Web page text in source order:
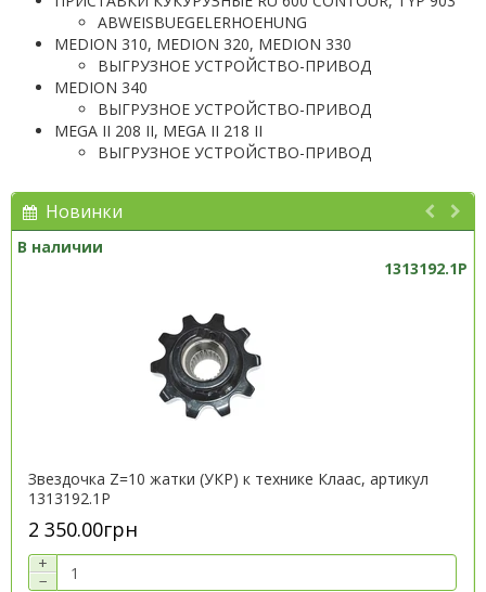
ABWEISBUEGELERHOEHUNG
MEDION 310, MEDION 320, MEDION 330
ВЫГРУЗНОЕ УСТРОЙСТВО-ПРИВОД
MEDION 340
ВЫГРУЗНОЕ УСТРОЙСТВО-ПРИВОД
MEGA II 208 II, MEGA II 218 II
ВЫГРУЗНОЕ УСТРОЙСТВО-ПРИВОД
Новинки
В наличии
1313192.1P
Звездочка Z=10 жатки (УКР) к технике Клаас, артикул
1313192.1P
2 350.00грн
+
−